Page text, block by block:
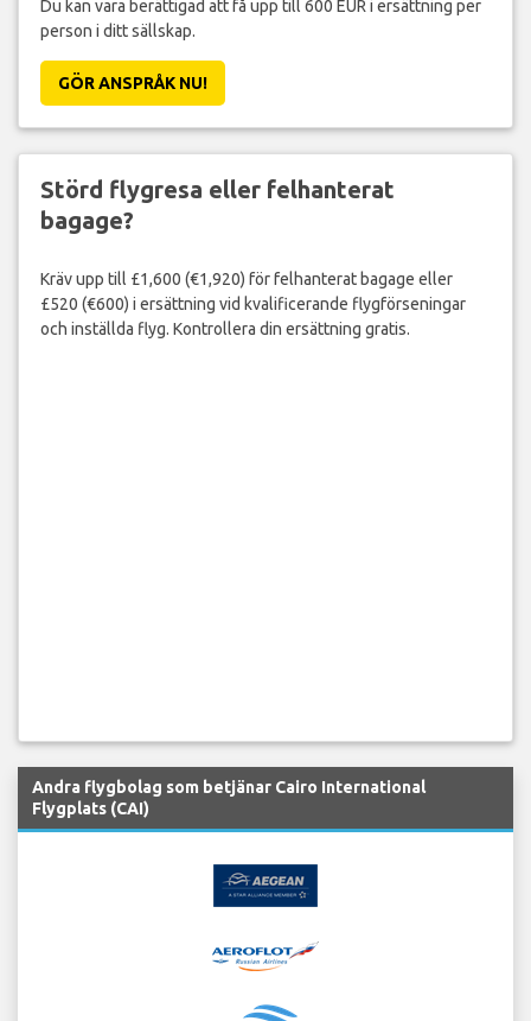
Du kan vara berättigad att få upp till 600 EUR i ersättning per
person i ditt sällskap.
GÖR ANSPRÅK NU!
Störd flygresa eller felhanterat
bagage?
Kräv upp till £1,600 (€1,920) för felhanterat bagage eller
£520 (€600) i ersättning vid kvalificerande flygförseningar
och inställda flyg. Kontrollera din ersättning gratis.
Andra flygbolag som betjänar Cairo International
Flygplats (CAI)